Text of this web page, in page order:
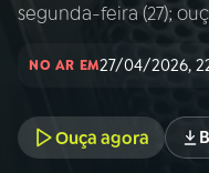
segunda-feira (27);
NO AR EM27/04/2026,
Ouça agora